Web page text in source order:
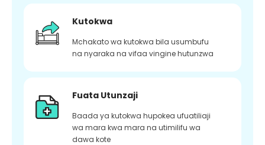
Kutokwa
Mchakato wa kutokwa bila usumbufu
na nyaraka na vifaa vingine hutunzwa
Fuata Utunzaji
Baada ya kutokwa hupokea ufuatiliaji
wa mara kwa mara na utimilifu wa
dawa kote